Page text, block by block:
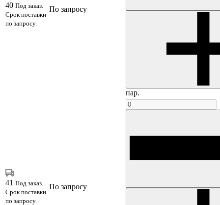
40 Под заказ.
Срок поставки
по запросу.
По запросу
пар.
41 Под заказ.
Срок поставки
по запросу.
По запросу